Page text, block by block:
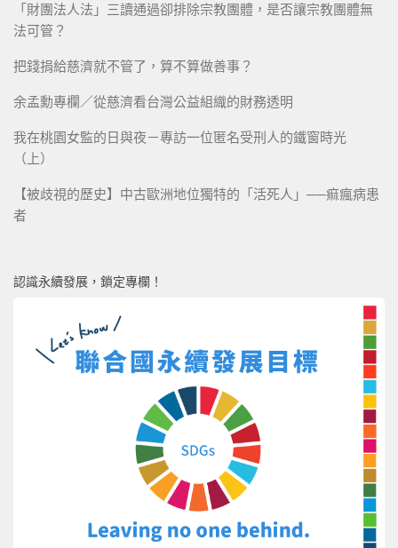
「財團法人法」三讀通過卻排除宗教團體，是否讓宗教團體無
法可管？
把錢捐給慈濟就不管了，算不算做善事？
余孟勳專欄／從慈濟看台灣公益組織的財務透明
我在桃園女監的日與夜－專訪一位匿名受刑人的鐵窗時光
（上）
【被歧視的歷史】中古歐洲地位獨特的「活死人」──痲瘋病患
者
認識永續發展，鎖定專欄！